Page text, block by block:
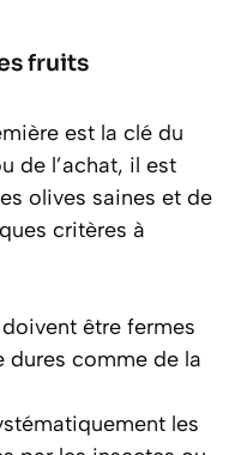
fruits
est la clé du
de l’achat, il est
olives saines et de
critères à
être fermes
dures comme de la
les